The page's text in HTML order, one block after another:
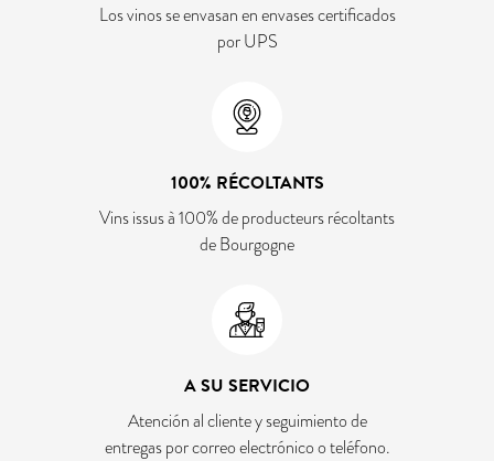
Los vinos se envasan en envases certificados
por UPS
100% RÉCOLTANTS
Vins issus à 100% de producteurs récoltants
de Bourgogne
A SU SERVICIO
Atención al cliente y seguimiento de
entregas por correo electrónico o teléfono.